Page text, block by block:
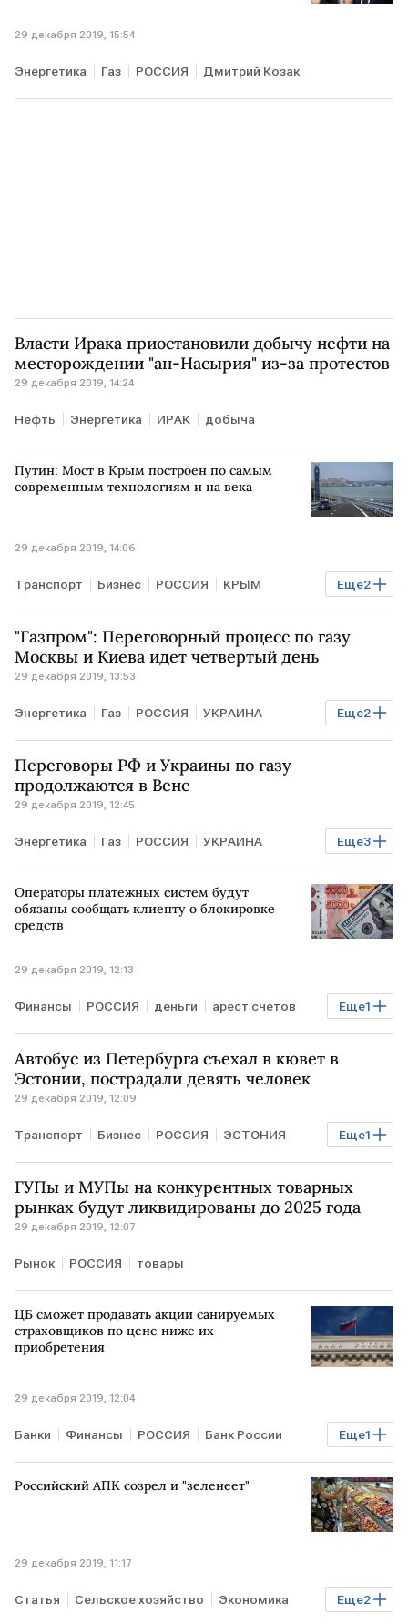
29 декабря 2019, 15:54
Энергетика Газ РОССИЯ Дмитрий Козак
Власти Ирака приостановили добычу нефти на
месторождении "ан-Насырия" из-за протестов
29 декабря 2019, 14:24
Нефть Энергетика ИРАК добыча
Путин: Мост в Крым построен по самым
современным технологиям и на века
29 декабря 2019, 14:06
Еще2
Транспорт Бизнес РОССИЯ КРЫМ
Владимир Путин Крымский мост
"Газпром": Переговорный процесс по газу
Москвы и Киева идет четвертый день
29 декабря 2019, 13:53
Еще2
Энергетика Газ РОССИЯ УКРАИНА
Газпром
Газовые отношения РФ, Украины и ЕС
Переговоры РФ и Украины по газу
продолжаются в Вене
29 декабря 2019, 12:45
Еще3
Энергетика Газ РОССИЯ УКРАИНА
Газпром переговоры
Газовые отношения РФ, Украины и ЕС
Операторы платежных систем будут
обязаны сообщать клиенту о блокировке
средств
29 декабря 2019, 12:13
Еще1
Финансы РОССИЯ деньги арест счетов
блокировка
Автобус из Петербурга съехал в кювет в
Эстонии, пострадали девять человек
29 декабря 2019, 12:09
Еще1
Транспорт Бизнес РОССИЯ ЭСТОНИЯ
ДТП
ГУПы и МУПы на конкурентных товарных
рынках будут ликвидированы до 2025 года
29 декабря 2019, 12:07
Рынок РОССИЯ товары
ЦБ сможет продавать акции санируемых
страховщиков по цене ниже их
приобретения
29 декабря 2019, 12:04
Еще1
Банки Финансы РОССИЯ Банк России
Владимир Путин
Российский АПК созрел и "зеленеет"
29 декабря 2019, 11:17
Еще2
Статья Сельское хозяйство Экономика